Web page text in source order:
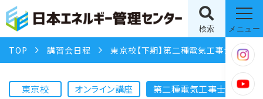
検索 メニュー
TOP 講習会日程 東京校【下期】第二種電気工事士学科試験（CBT・筆記）対策 10月15日・16日開催（YouTubeライブ配信同時開催）
東京校 オンライン講座
第二種電気工事士